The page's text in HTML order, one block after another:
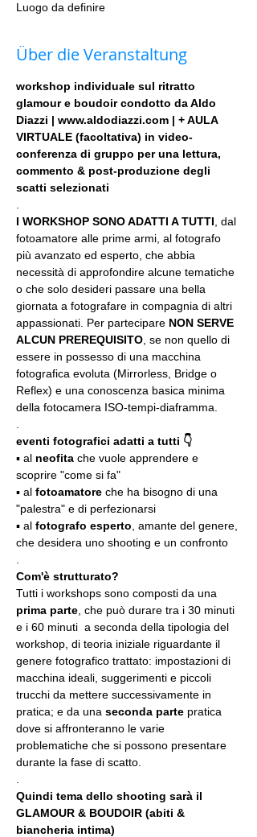
Luogo da definire
Über die Veranstaltung
workshop individuale sul ritratto
glamour e boudoir condotto da Aldo
Diazzi | www.aldodiazzi.com | + AULA
VIRTUALE (facoltativa) in video-
conferenza di gruppo per una lettura,
commento & post-produzione degli
scatti selezionati
I WORKSHOP SONO ADATTI A TUTTI , dal
fotoamatore alle prime armi, al fotografo
più avanzato ed esperto, che abbia
necessità di approfondire alcune tematiche
o che solo desideri passare una bella
giornata a fotografare in compagnia di altri
appassionati. Per partecipare NON SERVE
ALCUN PREREQUISITO , se non quello di
essere in possesso di una macchina
fotografica evoluta (Mirrorless, Bridge o
Reflex) e una conoscenza basica minima
della fotocamera ISO-tempi-diaframma.
eventi fotografici adatti a tutti 👇
▪️ al neofita che vuole apprendere e
scoprire "come si fa"
▪️ al fotoamatore che ha bisogno di una
"palestra" e di perfezionarsi
▪️ al fotografo esperto , amante del genere,
che desidera uno shooting e un confronto
Com'è strutturato?
Tutti i workshops sono composti da una
prima parte , che può durare tra i 30 minuti
e i 60 minuti  a seconda della tipologia del
workshop, di teoria iniziale riguardante il
genere fotografico trattato: impostazioni di
macchina ideali, suggerimenti e piccoli
trucchi da mettere successivamente in
pratica; e da una seconda parte pratica
dove si affronteranno le varie
problematiche che si possono presentare
durante la fase di scatto.
Quindi tema dello shooting sarà il
GLAMOUR & BOUDOIR (abiti &
biancheria intima)